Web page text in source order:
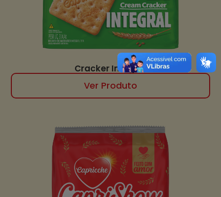
Cracker Integral
Ver Produto